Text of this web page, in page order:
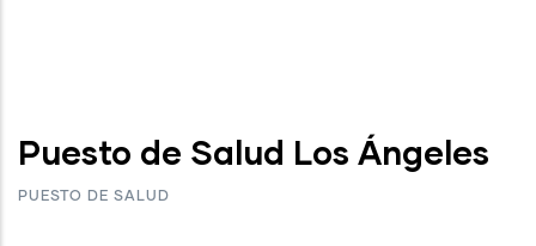
Puesto de Salud Los Ángeles
PUESTO DE SALUD